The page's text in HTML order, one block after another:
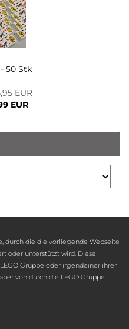
50 Stk
EUR
EUR
durch die die vorliegende Webseite
oder unterstützt wird. Diese
Gruppe oder irgendeiner ihrer
von durch die LEGO Gruppe